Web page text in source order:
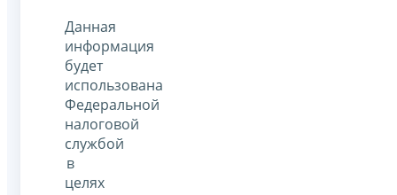
Данная
информация
будет
использована
Федеральной
налоговой
службой
в
целях